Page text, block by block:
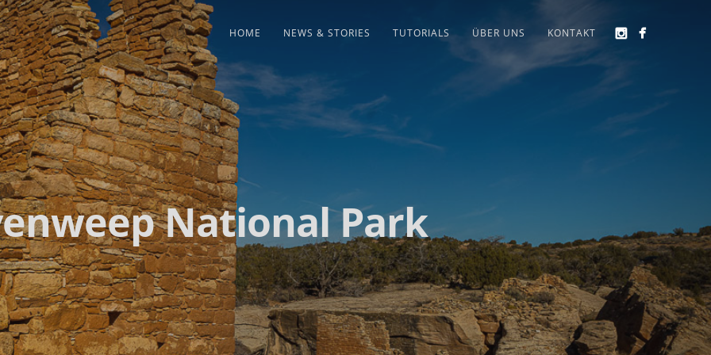
HOME NEWS & STORIES TUTORIALS ÜBER UNS KONTAKT
National Park